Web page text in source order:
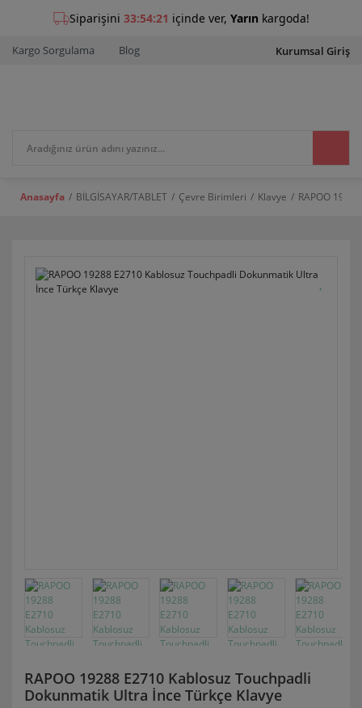
Kargo Sorgulama Blog Kurumsal Giriş
Anasayfa BİLGİSAYAR/TABLET Çevre Birimleri Klavye RAPOO
RAPOO 19288 E2710 Kablosuz Touchpadli
Dokunmatik Ultra İnce Türkçe Klavye